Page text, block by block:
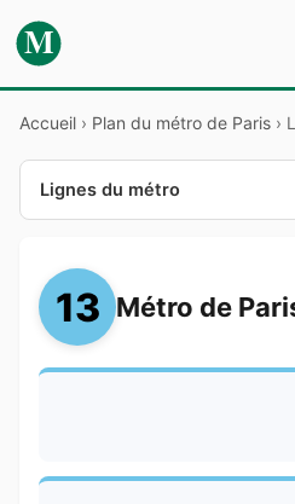
M
Accueil › Plan du métro de Paris ›
Lignes du métro
13 Métro de